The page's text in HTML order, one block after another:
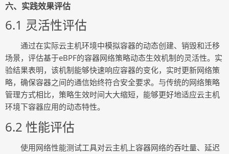
六、实践效果评估
6.1 灵活性评估
通过在实际云主机环境中模拟容器的动态创建、销毁和迁移
场景，评估基于eBPF的容器网络策略动态生效机制的灵活性。实
验结果表明，该机制能够快速响应容器的变化，实时更新网络策
略，确保容器之间的通信始终符合安全要求。与传统的网络策略
管理方式相比，策略生效时间大大缩短，能够更好地适应云主机
环境下容器应用的动态特性。
6.2 性能评估
使用网络性能测试工具对云主机上容器网络的吞吐量、延迟